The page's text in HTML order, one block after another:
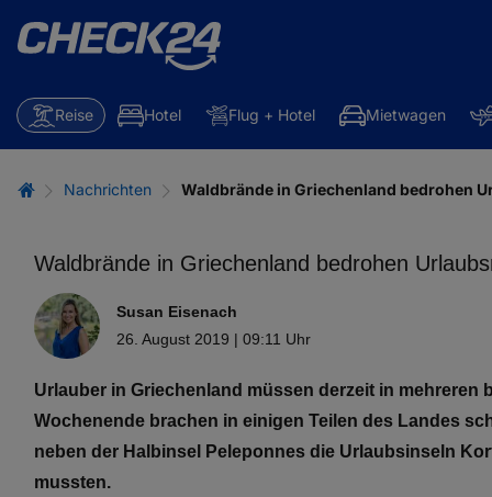
Reise Hotel Flug + Hotel Mietwagen
Nachrichten Waldbrände in Griechenland bedrohen
Waldbrände in Griechenland bedrohen
Susan Eisenach
26. August 2019 | 09:11 Uhr
Urlauber in Griechenland müssen derzeit in
Wochenende brachen in einigen Teilen des Landes
neben der Halbinsel Peleponnes die Urlaubsinseln
mussten.